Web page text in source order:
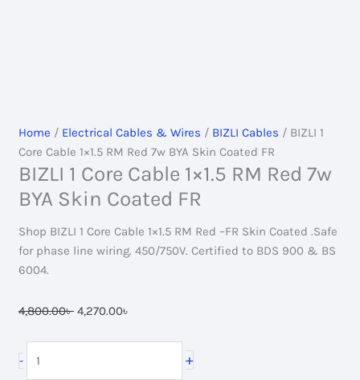
Home / Electrical Cables & Wires / BIZLI Cables / BIZLI 1
Core Cable 1×1.5 RM Red 7w BYA Skin Coated FR
BIZLI 1 Core Cable 1×1.5 RM Red 7w
BYA Skin Coated FR
Shop BIZLI 1 Core Cable 1×1.5 RM Red –FR Skin Coated .Safe
for phase line wiring. 450/750V. Certified to BDS 900 & BS
6004.
4,800.00৳ Original
4,270.00৳
4,270.00৳ .
- +